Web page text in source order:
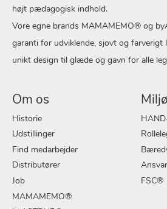
højt pædagogisk indhold.
Vore egne brands MAMAMEMO® og
garanti for udviklende, sjovt og farverigt
unikt design til glæde og gavn for alle
Om os
Historie
Udstillinger
Find medarbejder
Distributører
Job
MAMAMEMO®
Miljø
FSC®